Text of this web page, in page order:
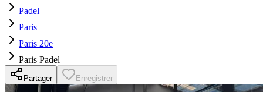
Padel
Paris
Paris 20e
Paris Padel
Partager Enregistrer